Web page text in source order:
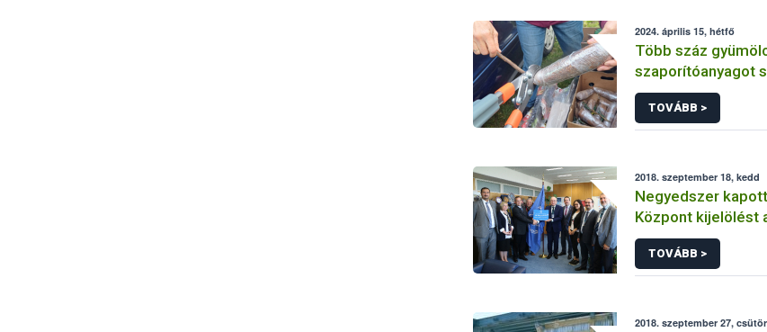
2024. április 15, hétfő
Több száz
szaporítóanyagot
az ellenőrök az
TOVÁBB >
2018. szeptember 18, kedd
Negyedszer
Központ kijelölést
Radioanalitikai
Laboratóriuma
TOVÁBB >
2018. szeptember 27,